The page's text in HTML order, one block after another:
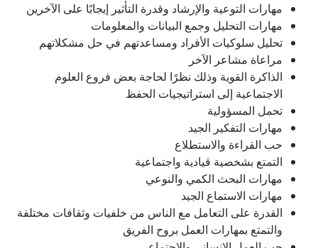
مهارات التوعية والإرشاد وقدرة التأثير إيجابًا على الآخرين
مهارات التحليل وجمع البيانات والمعلومات
تحليل سلوكيات الأفراد ومساعدتهم في حل مشكلاتهم
مراعاة مشاعر الآخر
الذاكرة القوية وذلك نظرًا لحاجة بعض فروع العلوم
الاجتماعية إلى استراتيجيات الحفظ
تحمل المسؤولية
مهارات التفكير الجيد
حب القراءة والاستطلاع
التمتع بشخصية قيادية واجتماعية
مهارات البحث الكمي والنوعي
مهارات الاستماع الجيد
القدرة على التعامل مع الناس من خلفيات وثقافات مختلفة
والتمتع بمهارات العمل بروح الفريق